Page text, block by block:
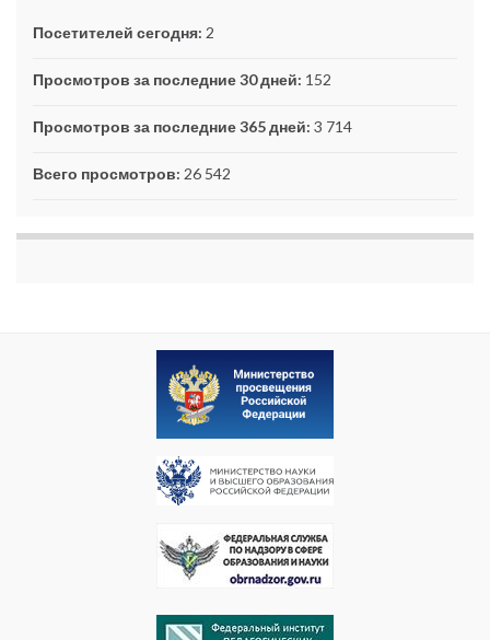
Посетителей сегодня: 2
Просмотров за последние 30 дней: 152
Просмотров за последние 365 дней: 3 714
Всего просмотров: 26 542